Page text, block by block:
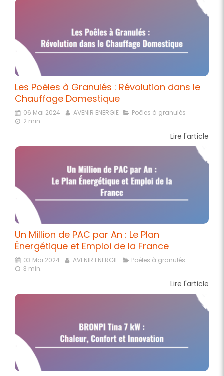
Les Poêles à Granulés : Révolution dans le
Chauffage Domestique
06 Mai 2024 AVENIR ENERGIE
Poêles à granulés
2 min.
Lire l'article
Un Million de PAC par An : Le Plan
Énergétique et Emploi de la France
03 Mai 2024 AVENIR ENERGIE
Poêles à granulés
3 min.
Lire l'article